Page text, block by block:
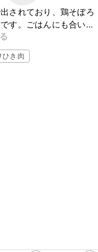
されており、鶏そぼろ
す。ごはんにも合いま
すよ。おつまみにもお
ひき肉